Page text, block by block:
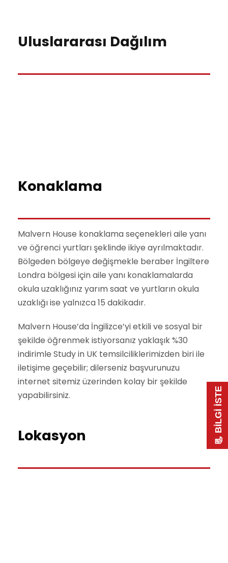
Uluslararası Dağılım
Konaklama
Malvern House konaklama seçenekleri aile yanı
ve öğrenci yurtları şeklinde ikiye ayrılmaktadır.
Bölgeden bölgeye değişmekle beraber İngiltere
Londra bölgesi için aile yanı konaklamalarda
okula uzaklığınız yarım saat ve yurtların okula
uzaklığı ise yalnızca 15 dakikadır.
Malvern House’da İngilizce’yi etkili ve sosyal bir
şekilde öğrenmek istiyorsanız yaklaşık %30
indirimle Study in UK temsilciliklerimizden biri ile
iletişime geçebilir; dilerseniz başvurunuzu
internet sitemiz üzerinden kolay bir şekilde
yapabilirsiniz.
Lokasyon 📃 BİLGİ İSTE